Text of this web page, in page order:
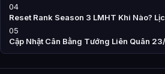
04
Reset Rank Season 3 LMHT Khi Nào?
05
Cập Nhật Cân Bằng Tướng Liên Quân